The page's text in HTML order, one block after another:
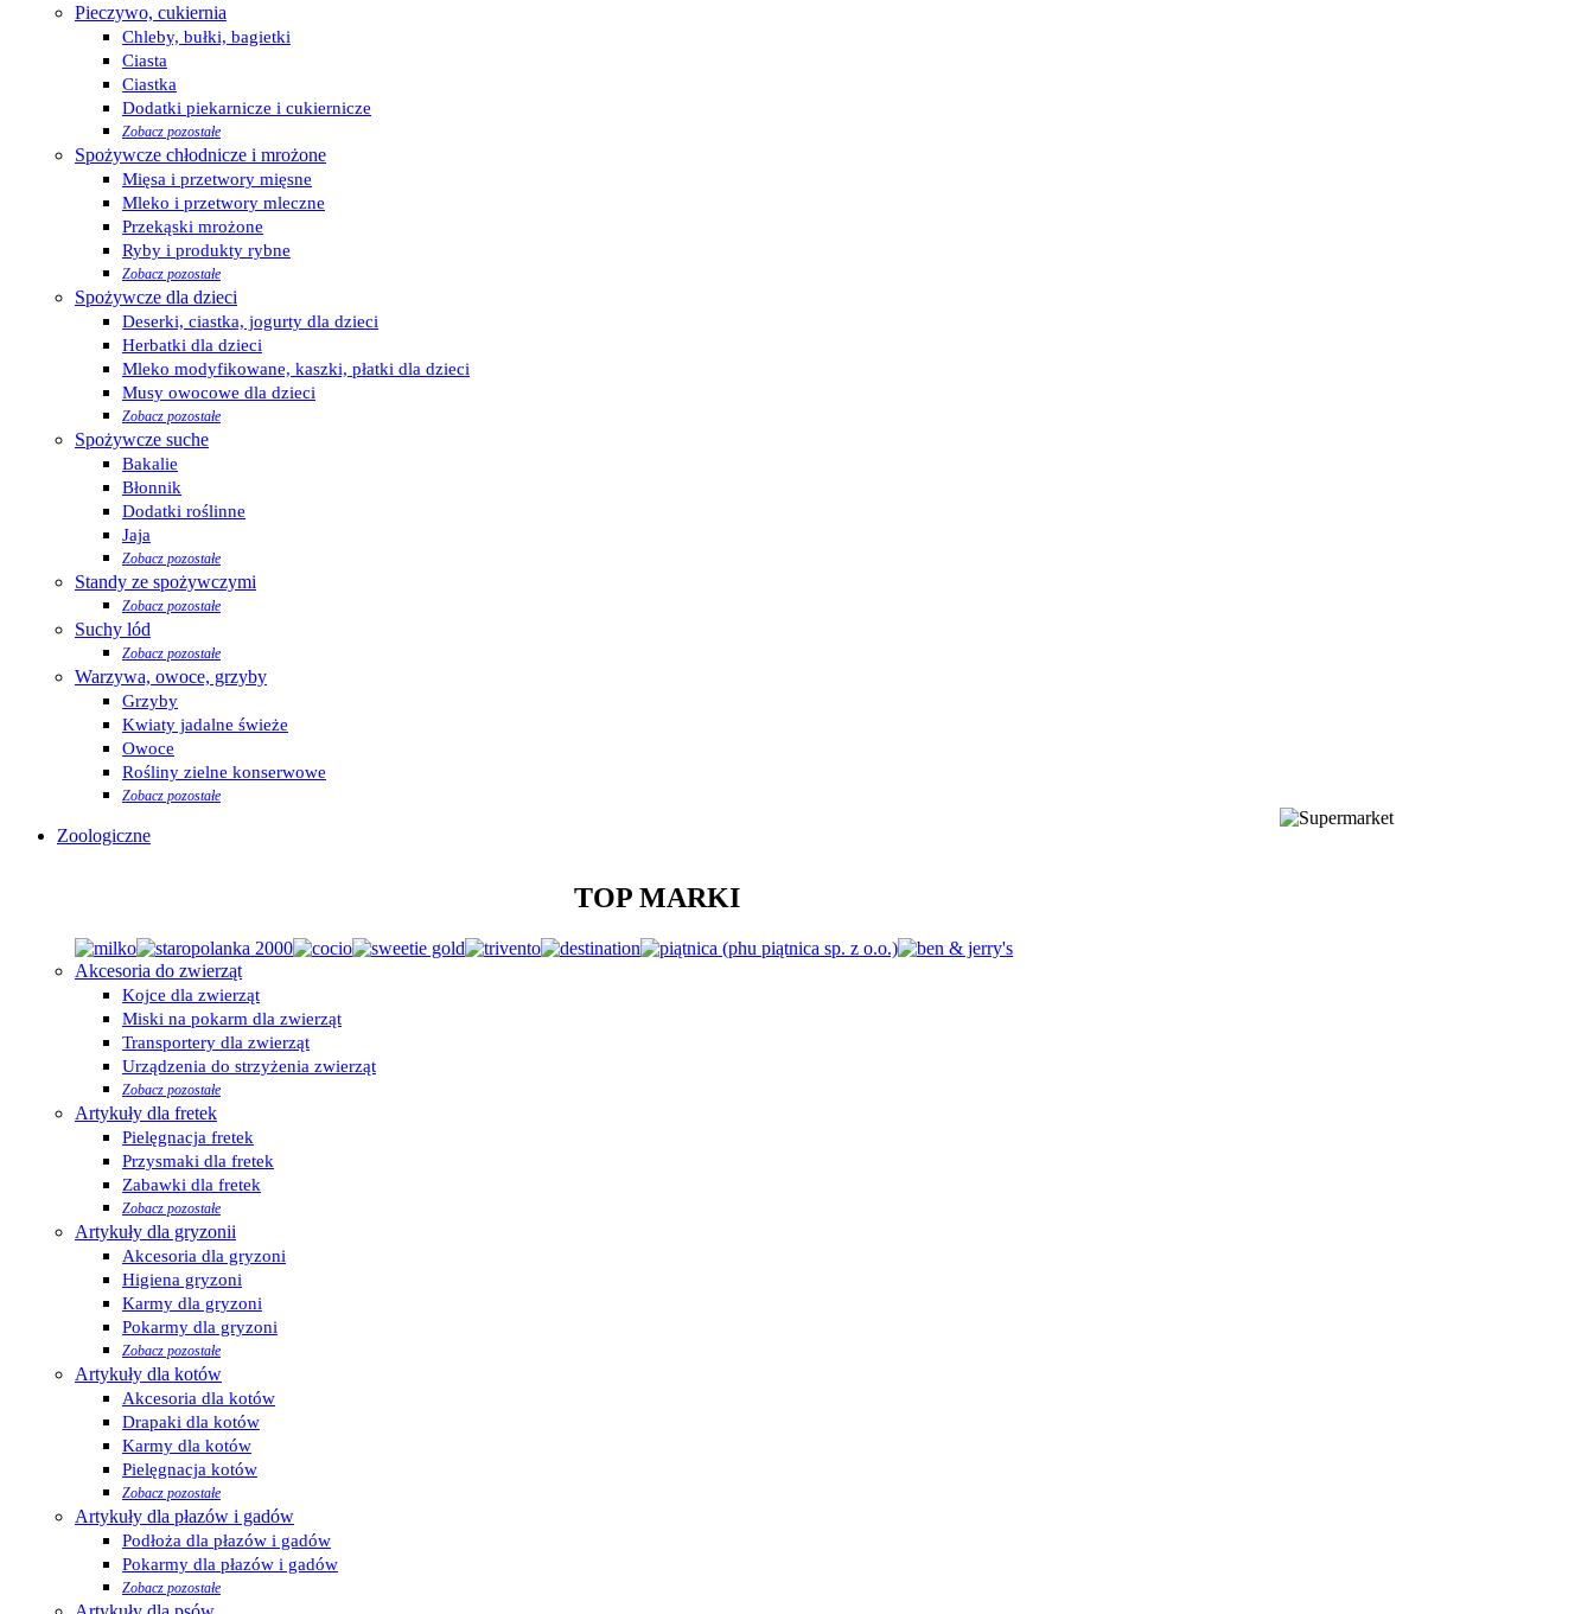
Pieczywo, cukiernia
Chleby, bułki, bagietki
Ciasta
Ciastka
Dodatki piekarnicze i cukiernicze
Zobacz pozostałe
Spożywcze chłodnicze i mrożone
Mięsa i przetwory mięsne
Mleko i przetwory mleczne
Przekąski mrożone
Ryby i produkty rybne
Zobacz pozostałe
Spożywcze dla dzieci
Deserki, ciastka, jogurty dla dzieci
Herbatki dla dzieci
Mleko modyfikowane, kaszki, płatki dla dzieci
Musy owocowe dla dzieci
Zobacz pozostałe
Spożywcze suche
Bakalie
Błonnik
Dodatki roślinne
Jaja
Zobacz pozostałe
Standy ze spożywczymi
Zobacz pozostałe
Suchy lód
Zobacz pozostałe
Warzywa, owoce, grzyby
Grzyby
Kwiaty jadalne świeże
Owoce
Rośliny zielne konserwowe
Zobacz pozostałe
Zoologiczne
TOP MARKI
Akcesoria do zwierząt
Kojce dla zwierząt
Miski na pokarm dla zwierząt
Transportery dla zwierząt
Urządzenia do strzyżenia zwierząt
Zobacz pozostałe
Artykuły dla fretek
Pielęgnacja fretek
Przysmaki dla fretek
Zabawki dla fretek
Zobacz pozostałe
Artykuły dla gryzonii
Akcesoria dla gryzoni
Higiena gryzoni
Karmy dla gryzoni
Pokarmy dla gryzoni
Zobacz pozostałe
Artykuły dla kotów
Akcesoria dla kotów
Drapaki dla kotów
Karmy dla kotów
Pielęgnacja kotów
Zobacz pozostałe
Artykuły dla płazów i gadów
Podłoża dla płazów i gadów
Pokarmy dla płazów i gadów
Zobacz pozostałe